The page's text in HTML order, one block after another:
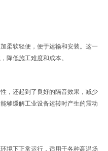
柔软轻便，便于运输和安装。这一
降低施工难度和成本。
，还起到了良好的隔音效果，减少
够缓解工业设备运转时产生的震动
境下正常运行，适用于各种高温场